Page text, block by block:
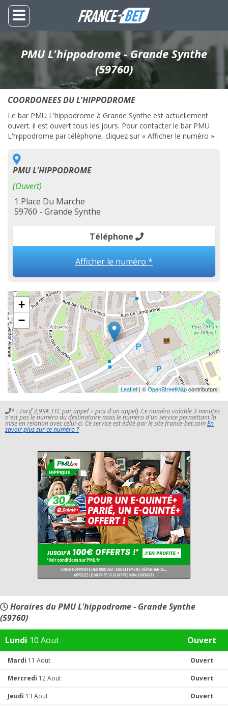
PMU L'hippodrome - Grande Synthe
(59760)
COORDONEES DU L'HIPPODROME
Le bar PMU L'hippodrome à Grande Synthe est actuellement
ouvert. il est ouvert tous les jours. Pour contacter le bar PMU
L'hippodrome par téléphone, cliquez sur « Afficher le numéro » .
PMU L'HIPPODROME
(Ouvert)
1 Place Du Marche
59760 - Grande Synthe
Téléphone
Afficher le numéro *
+
−
Leaflet | ©OpenStreetMapcontributors
* : Tarif 2,99€ TTC par appel + prix d'un appel). Ce numéro valable 3 minutes
n'est pas le numéro du destinataire mais le numéro d'un service permettant la
mise en relation avec celui-ci. Ce service est édité par le site france-bet.comEn
savoir plus sur ce numéro ?
Horaires du PMU L'hippodrome - Grande Synthe
(59760)
Lundi 10 Aout Ouvert
Mardi 11 Aout Ouvert
Mercredi 12 Aout Ouvert
Jeudi 13 Aout Ouvert